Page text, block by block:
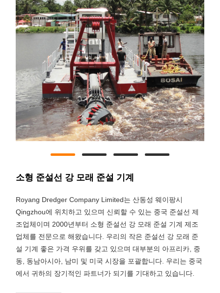
소형 준설선 강 모래 준설 기계
Royang Dredger Company Limited는 산동성 웨이팡시
Qingzhou에 위치하고 있으며 신뢰할 수 있는 중국 준설선 제
조업체이며 2000년부터 소형 준설선 강 모래 준설 기계 제조
업체를 전문으로 해왔습니다. 우리의 작은 준설선 강 모래 준
설 기계 좋은 가격 우위를 갖고 있으며 대부분의 아프리카, 중
동, 동남아시아, 남미 및 미국 시장을 포괄합니다. 우리는 중국
에서 귀하의 장기적인 파트너가 되기를 기대하고 있습니다.